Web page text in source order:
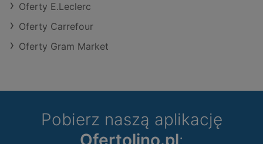
Oferty E.Leclerc
Oferty Carrefour
Oferty Gram Market
Pobierz naszą aplikację